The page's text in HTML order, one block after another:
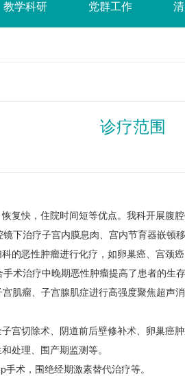
教学科研 党群工作
诊疗范围
快，住院时间短等优点。我科开展腹
下治疗子宫内膜息肉、宫内节育器嵌顿移
恶性肿瘤进行化疗，如卵巢癌、宫颈
术治疗中晚期恶性肿瘤提高了患者的生存
瘤、子宫腺肌症进行高强度聚焦超声
切除术、阴道前后壁修补术、卵巢癌肿
理、围产期监测等。
术，围绝经期激素替代治疗等。